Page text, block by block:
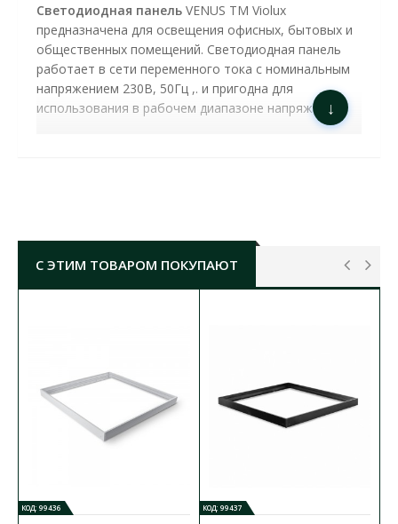
Светодиодная панель VENUS ТМ Violux
предназначена для освещения офисных, бытовых и
общественных помещений. Светодиодная панель
работает в сети переменного тока с номинальным
напряжением 230В, 50Гц ,. и пригодна для
использования в рабочем диапазоне напряжения.
Производитель не несет ответственность за
возможные негативные последствия,
вызванные ненадлежащим монтажом
Сделайте отверстие в потолке
соответствующего размера для монтажа
светодиодной панели.
Выведите кабель питания сети к месту
монтажа.
↓
С ЭТИМ ТОВАРОМ ПОКУПАЮТ
КОД: 99436 КОД: 99437